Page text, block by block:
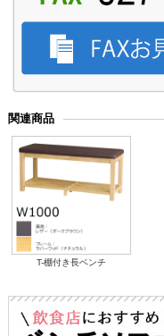
関連商品
T-棚付き長ベンチ